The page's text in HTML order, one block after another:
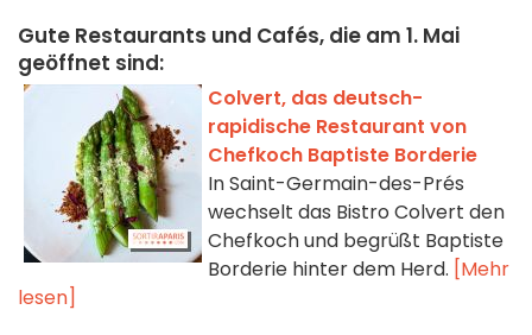
Gute Restaurants und Cafés, die am 1. Mai
geöffnet sind:
Colvert, das deutsch-
rapidische Restaurant von
Chefkoch Baptiste Borderie
In Saint-Germain-des-Prés
wechselt das Bistro Colvert den
Chefkoch und begrüßt Baptiste
Borderie hinter dem Herd. [Mehr
lesen]